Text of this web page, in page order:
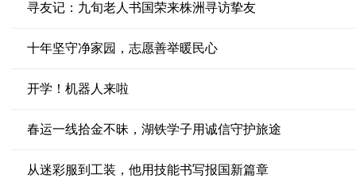
寻友记：九旬老人书国荣来株洲寻访挚友
十年坚守净家园，志愿善举暖民心
开学！机器人来啦
春运一线拾金不昧，湖铁学子用诚信守护旅途
从迷彩服到工装，他用技能书写报国新篇章